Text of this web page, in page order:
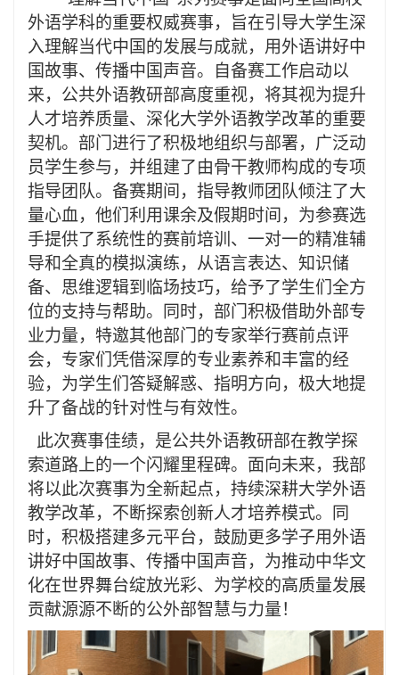
外语学科的重要权威赛事，旨在引导大学生深
入理解当代中国的发展与成就，用外语讲好中
国故事、传播中国声音。自备赛工作启动以
来，公共外语教研部高度重视，将其视为提升
人才培养质量、深化大学外语教学改革的重要
契机。部门进行了积极地组织与部署，广泛动
员学生参与，并组建了由骨干教师构成的专项
指导团队。备赛期间，指导教师团队倾注了大
量心血，他们利用课余及假期时间，为参赛选
手提供了系统性的赛前培训、一对一的精准辅
导和全真的模拟演练，从语言表达、知识储
备、思维逻辑到临场技巧，给予了学生们全方
位的支持与帮助。
同时， 部门积极借助外部专
业力量，特邀其他部门的专家举行赛前点评
会，专家们凭借深厚的专业素养和丰富的经
验，为学生们答疑解惑、指明方向，极大地提
升了备战的针对性与有效性。
此次赛事佳绩，是公共外语教研部在教学探
索道路上的一个闪耀里程碑。面向未来， 我部
将以此次赛事为全新起点，持续深耕大学外语
教学改革，不断探索创新人才培养模式。同
时，积极搭建多元平台，鼓励更多学子用外语
讲好中国故事、传播中国声音，为推动中华文
化在世界舞台绽放光彩、为学校的高质量发展
贡献源源不断的公外部智慧与力量！